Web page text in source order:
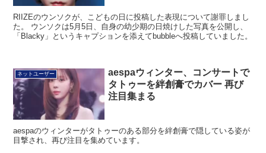
RIIZEのウンソクが、こどもの日に投稿した表現について謝罪しまし
た。 ウンソクは5月5日、自身の幼少期の日焼けした写真を公開し、
「Blacky」というキャプションを添えてbubbleへ投稿していました。
タトゥーを絆創膏でカバー 再び
注目集まる
aespaのウィンターがタトゥーのある部分を絆創膏で隠している姿が
目撃され、再び注目を集めています。